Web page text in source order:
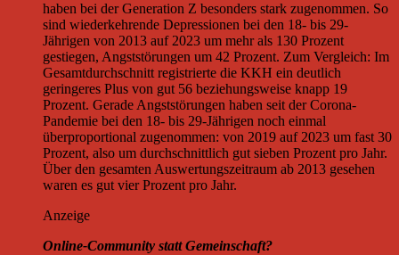
haben bei der Generation Z besonders stark zugenommen. So
sind wiederkehrende Depressionen bei den 18- bis 29-
Jährigen von 2013 auf 2023 um mehr als 130 Prozent
gestiegen, Angststörungen um 42 Prozent. Zum Vergleich: Im
Gesamtdurchschnitt registrierte die KKH ein deutlich
geringeres Plus von gut 56 beziehungsweise knapp 19
Prozent. Gerade Angststörungen haben seit der Corona-
Pandemie bei den 18- bis 29-Jährigen noch einmal
überproportional zugenommen: von 2019 auf 2023 um fast 30
Prozent, also um durchschnittlich gut sieben Prozent pro Jahr.
Über den gesamten Auswertungszeitraum ab 2013 gesehen
waren es gut vier Prozent pro Jahr.
Anzeige
Online-Community statt Gemeinschaft?